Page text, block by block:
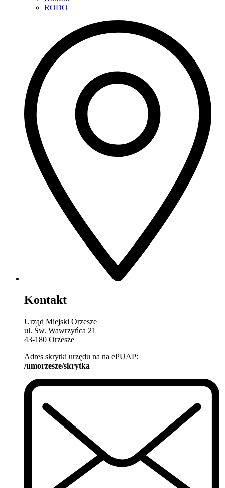
RODO
Kontakt
Urząd Miejski Orzesze
ul. Św. Wawrzyńca 21
43-180 Orzesze
Adres skrytki urzędu na na ePUAP:
/umorzesze/skrytka